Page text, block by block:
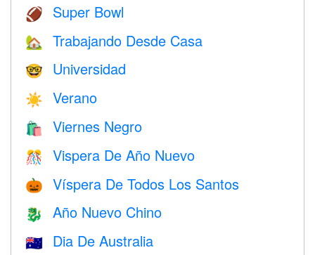
🏈 Super Bowl
🏡 Trabajando Desde Casa
🤓 Universidad
☀️ Verano
🛍 Viernes Negro
🎊 Vispera De Año Nuevo
🎃 Víspera De Todos Los Santos
🐉 Año Nuevo Chino
🇦🇺 Dia De Australia